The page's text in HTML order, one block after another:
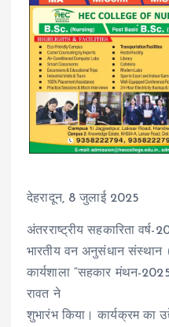
देहरादून, 8 जुलाई 2025
अंतरराष्ट्रीय सहकारिता
भारतीय वन अनुसंधान
कार्यशाला “सहकार मंथन-
रावत ने
शुभारंभ किया। कार्यक्रम का